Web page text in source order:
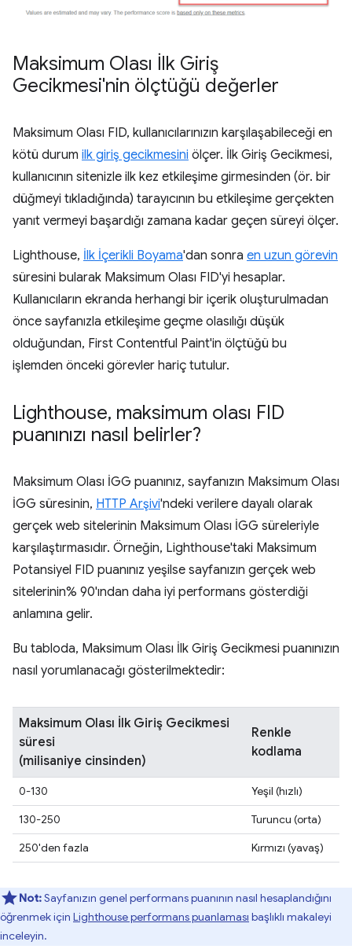
Maksimum Olası İlk Giriş
Gecikmesi'nin ölçtüğü değerler
Maksimum Olası FID, kullanıcılarınızın karşılaşabileceği en
kötü durum ilk giriş gecikmesini ölçer. İlk Giriş Gecikmesi,
kullanıcının sitenizle ilk kez etkileşime girmesinden (ör. bir
düğmeyi tıkladığında) tarayıcının bu etkileşime gerçekten
yanıt vermeyi başardığı zamana kadar geçen süreyi ölçer.
Lighthouse, İlk İçerikli Boyama'dan sonra en uzun görevin
süresini bularak Maksimum Olası FID'yi hesaplar.
Kullanıcıların ekranda herhangi bir içerik oluşturulmadan
önce sayfanızla etkileşime geçme olasılığı düşük
olduğundan, First Contentful Paint'in ölçtüğü bu
işlemden önceki görevler hariç tutulur.
Lighthouse, maksimum olası FID
puanınızı nasıl belirler?
Maksimum Olası İGG puanınız, sayfanızın Maksimum Olası
İGG süresinin, HTTP Arşivi'ndeki verilere dayalı olarak
gerçek web sitelerinin Maksimum Olası İGG süreleriyle
karşılaştırmasıdır. Örneğin, Lighthouse'taki Maksimum
Potansiyel FID puanınız yeşilse sayfanızın gerçek web
sitelerinin% 90'ından daha iyi performans gösterdiği
anlamına gelir.
Bu tabloda, Maksimum Olası İlk Giriş Gecikmesi puanınızın
nasıl yorumlanacağı gösterilmektedir:
Maksimum Olası İlk Giriş Gecikmesi
süresi
(milisaniye cinsinden)
Renkle
kodlama
0-130
Yeşil (hızlı)
130-250
Turuncu (orta)
250'den fazla
Kırmızı (yavaş)
Not:Sayfanızın genel performans puanının nasıl hesaplandığını
öğrenmek için Lighthouse performans puanlaması başlıklı makaleyi
inceleyin.